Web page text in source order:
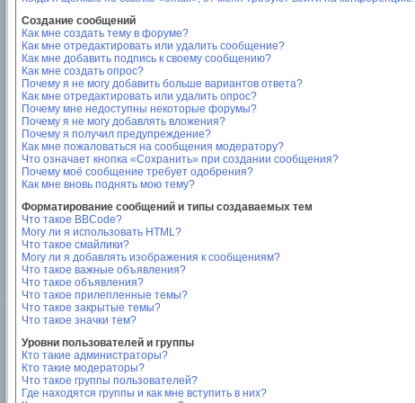
Создание сообщений
Как мне создать тему в форуме?
Как мне отредактировать или удалить сообщение?
Как мне добавить подпись к своему сообщению?
Как мне создать опрос?
Почему я не могу добавить больше вариантов ответа?
Как мне отредактировать или удалить опрос?
Почему мне недоступны некоторые форумы?
Почему я не могу добавлять вложения?
Почему я получил предупреждение?
Как мне пожаловаться на сообщения модератору?
Что означает кнопка «Сохранить» при создании сообщения?
Почему моё сообщение требует одобрения?
Как мне вновь поднять мою тему?
Форматирование сообщений и типы создаваемых тем
Что такое BBCode?
Могу ли я использовать HTML?
Что такое смайлики?
Могу ли я добавлять изображения к сообщениям?
Что такое важные объявления?
Что такое объявления?
Что такое прилепленные темы?
Что такое закрытые темы?
Что такое значки тем?
Уровни пользователей и группы
Кто такие администраторы?
Кто такие модераторы?
Что такое группы пользователей?
Где находятся группы и как мне вступить в них?